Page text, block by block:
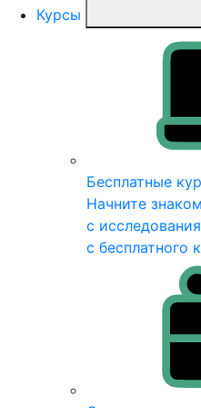
Курсы
Бесплатные
Начните
с
с бесплатного